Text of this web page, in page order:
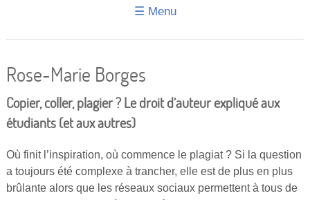
☰ Menu
Retours d’expériences
IMT
Rose-Marie Borges
Copier, coller, plagier ? Le droit d’auteur expliqué aux
étudiants (et aux autres)
Où finit l’inspiration, où commence le plagiat ? Si la question
a toujours été complexe à trancher, elle est de plus en plus
brûlante alors que les réseaux sociaux permettent à tous de